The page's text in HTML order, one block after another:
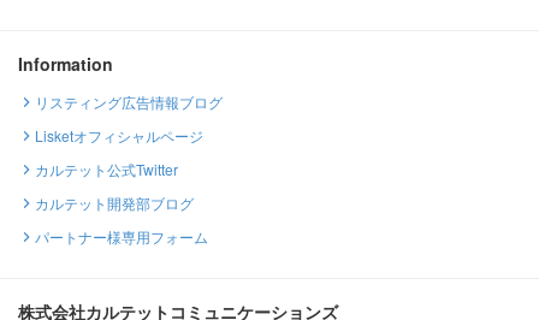
Information
リスティング広告情報ブログ
Lisketオフィシャルページ
カルテット公式Twitter
カルテット開発部ブログ
パートナー様専用フォーム
株式会社カルテットコミュニケーションズ